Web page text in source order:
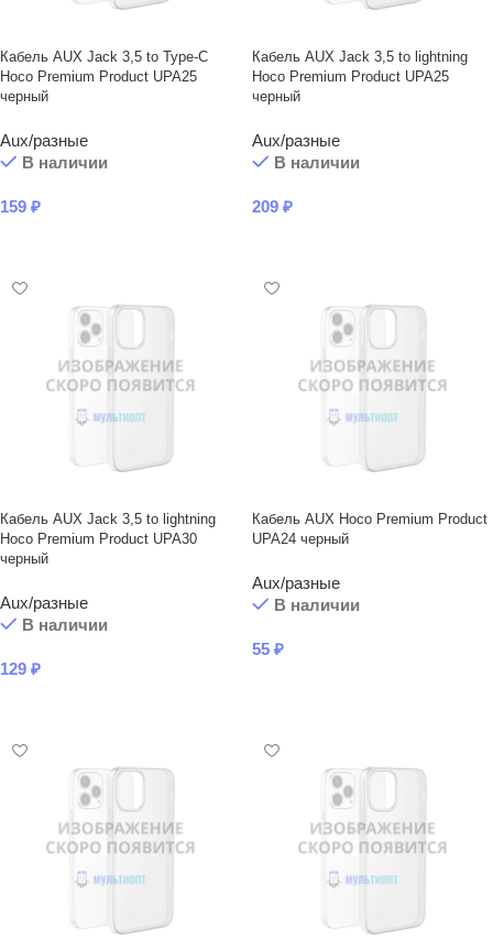
Кабель AUX Jack 3,5 to Type-C
Hoco Premium Product UPA25
черный
Aux/разные
В наличии
159 ₽
Кабель AUX Jack 3,5 to lightning
Hoco Premium Product UPA25
черный
Aux/разные
В наличии
209 ₽
Кабель AUX Jack 3,5 to lightning
Hoco Premium Product UPA30
черный
Aux/разные
В наличии
129 ₽
Кабель AUX Hoco Premium Product
UPA24 черный
Aux/разные
В наличии
55 ₽